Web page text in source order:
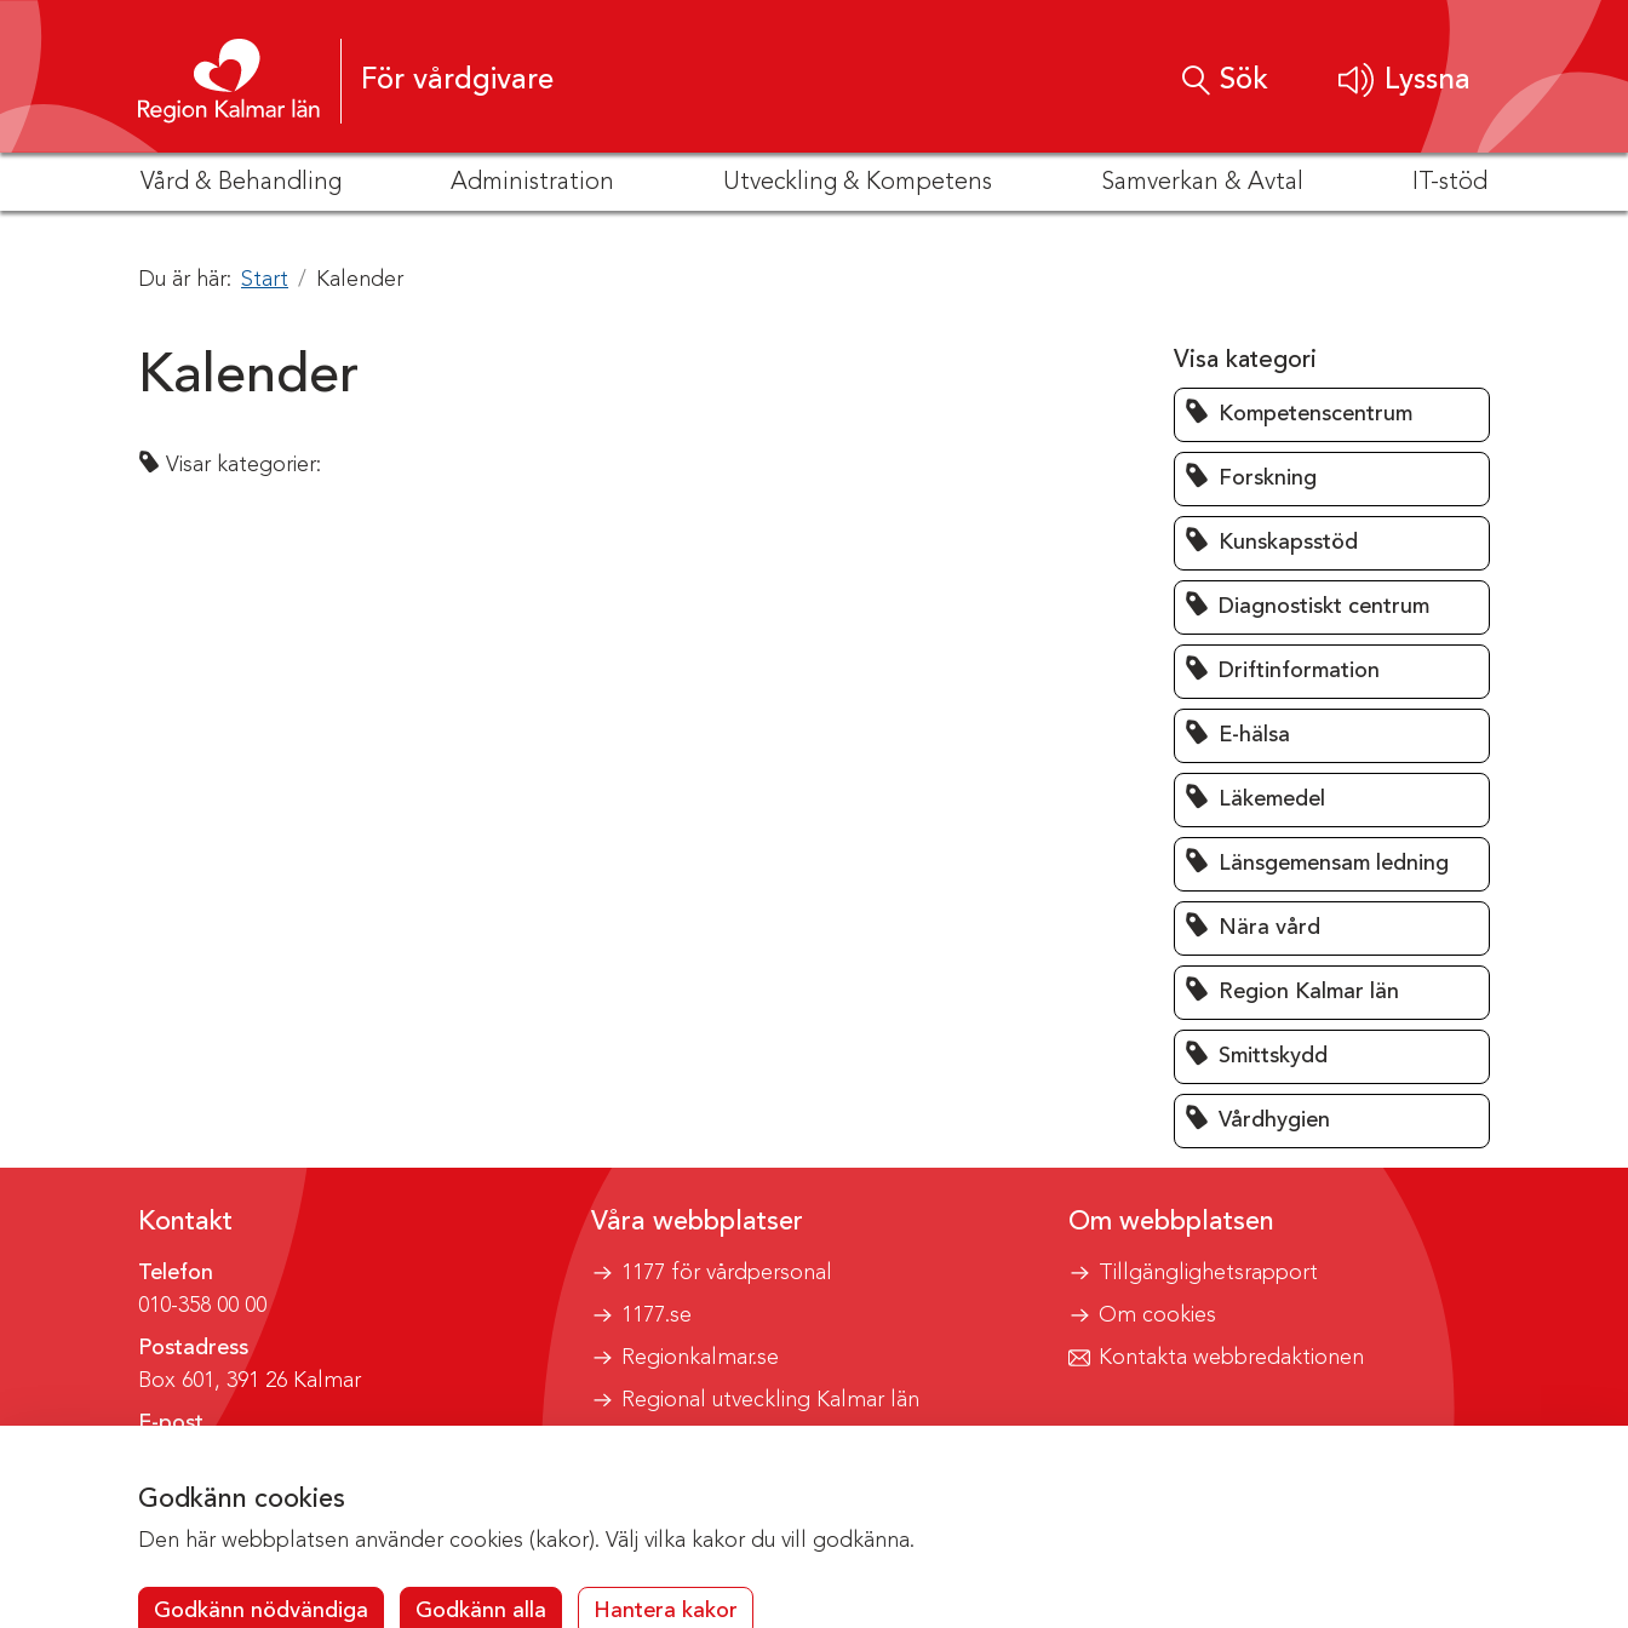
Godkänn cookies
Den här webbplatsen använder cookies (kakor). Välj vilka kakor du vill godkänna.
Godkänn nödvändiga Godkänn alla Hantera kakor
Hoppa till innehåll
För vårdgivare Sök Lyssna
Vård & Behandling Administration Utveckling & Kompetens Samverkan & Avtal IT-stöd
Du är här: Start Kalender
Kalender
Visar kategorier:
Visa kategori
Kompetenscentrum
Forskning
Kunskapsstöd
Diagnostiskt centrum
Driftinformation
E-hälsa
Läkemedel
Länsgemensam ledning
Nära vård
Region Kalmar län
Smittskydd
Vårdhygien
Kontakt
Telefon
010-358 00 00
Postadress
Box 601, 391 26 Kalmar
E-post
Våra webbplatser
1177 för vårdpersonal
1177.se
Regionkalmar.se
Regional utveckling Kalmar län
Om webbplatsen
Tillgänglighetsrapport
Om cookies
Kontakta webbredaktionen